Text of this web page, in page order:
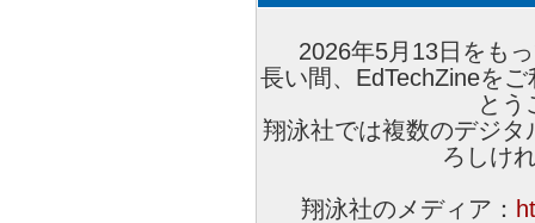
2026年5月13日をも
長い間、EdTechZineを
とう
翔泳社では複数のデジ
ろしけ
翔泳社のメディア：